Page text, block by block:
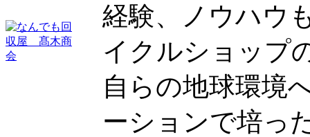
経験、ノウハウ
イクルショップ
自らの地球環境
ーションで培っ